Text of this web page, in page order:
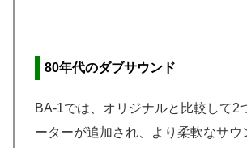
80年代のダブサウンド
BA-1では、オリジナルと比較して2
ーターが追加され、より柔軟なサウ